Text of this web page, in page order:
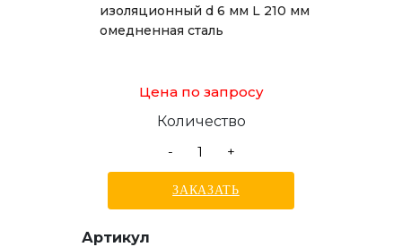
изоляционный d 6 мм L 210 мм
омедненная сталь
Цена по запросу
Количество
-
+
ЗАКАЗАТЬ
Артикул